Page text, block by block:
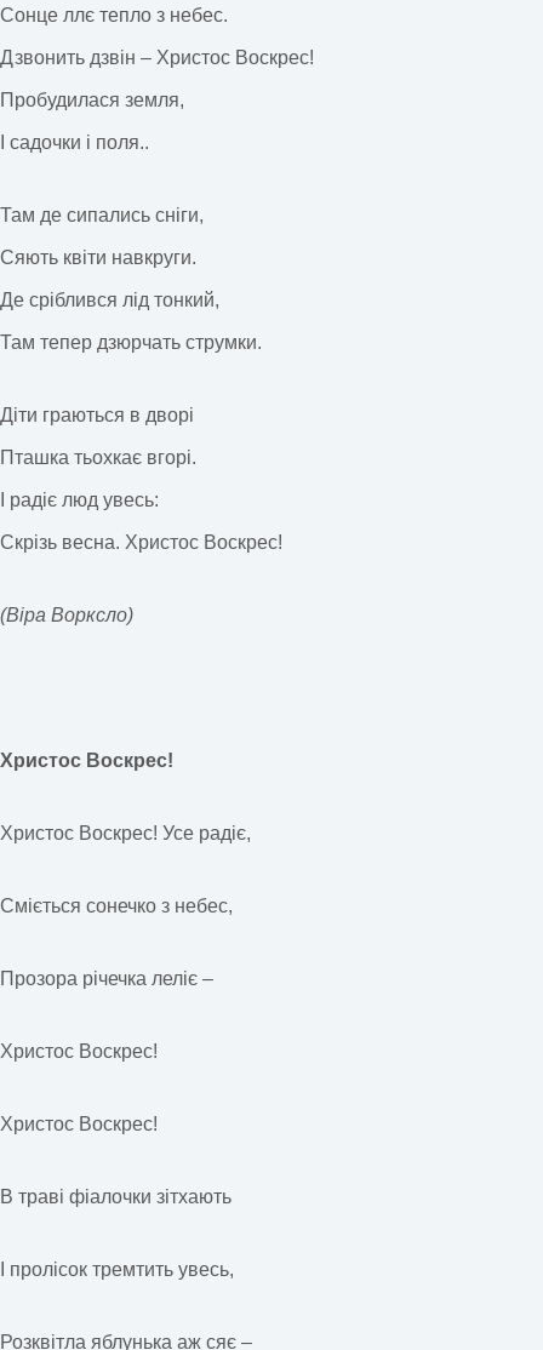
Сонце ллє тепло з небес.
Дзвонить дзвін – Христос Воскрес!
Пробудилася земля,
І садочки і поля..
Там де сипались сніги,
Сяють квіти навкруги.
Де сріблився лід тонкий,
Там тепер дзюрчать струмки.
Діти граються в дворі
Пташка тьохкає вгорі.
І радіє люд увесь:
Скрізь весна. Христос Воскрес!
(Віра Ворксло)
Христос Воскрес!
Христос Воскрес! Усе радіє,
Сміється сонечко з небес,
Прозора річечка леліє –
Христос Воскрес!
Христос Воскрес!
В траві фіалочки зітхають
І пролісок тремтить увесь,
Розквітла яблунька аж сяє –